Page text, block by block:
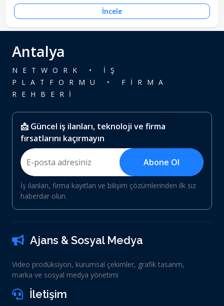
İncele
Antalya
NETWORK • İŞ
PLATFORMU • FİRMA
REHBERİ
📩 Güncel iş ilanları, teknoloji ve firma
fırsatlarını kaçırmayın
Abone Ol
İş ilanları, firma kayıtları ve bilişim çözümlerinden ilk siz
haberdar olun.
Ajans & Sosyal Medya
Video prodüksiyon, kurumsal çekimler, grafik tasarım,
marka ve sosyal medya yönetimi
İletişim